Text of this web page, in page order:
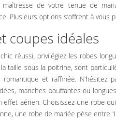
de votre tenue de
Plusieurs options s’offrent à
coupes idéales
réussi, privilégiez les robes
taille sous la poitrine, sont
et raffinée.
manches bouffantes ou
effet aérien. Choisissez une robe
une robe de mariée pèse entre